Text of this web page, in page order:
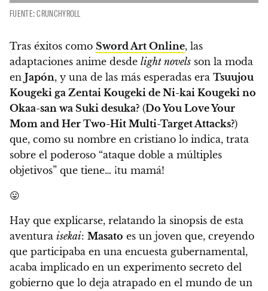
FUENTE: CRUNCHYROLL
Tras éxitos como Sword Art Online, las
adaptaciones anime desde light novels son la moda
en Japón, y una de las más esperadas era Tsuujou
Kougeki ga Zentai Kougeki de Ni-kai Kougeki no
Okaa-san wa Suki desuka? (Do You Love Your
Mom and Her Two-Hit Multi-Target Attacks?)
que, como su nombre en cristiano lo indica, trata
sobre el poderoso “ataque doble a múltiples
objetivos” que tiene… ¡tu mamá!
😛
Hay que explicarse, relatando la sinopsis de esta
aventura isekai: Masato es un joven que, creyendo
que participaba en una encuesta gubernamental,
acaba implicado en un experimento secreto del
gobierno que lo deja atrapado en el mundo de un